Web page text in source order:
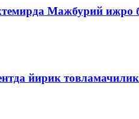
Мажбурий ижро
йирик